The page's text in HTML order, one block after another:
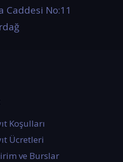
Caddesi No:11
Koşulları
Ücretleri
ve Burslar